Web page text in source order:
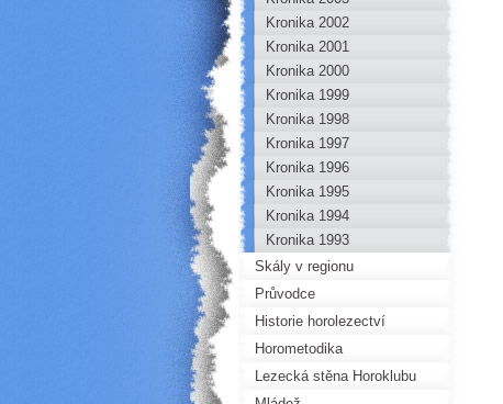
Kronika 2002
Kronika 2001
Kronika 2000
Kronika 1999
Kronika 1998
Kronika 1997
Kronika 1996
Kronika 1995
Kronika 1994
Kronika 1993
Skály v regionu
Průvodce
Historie horolezectví
Horometodika
Lezecká stěna Horoklubu